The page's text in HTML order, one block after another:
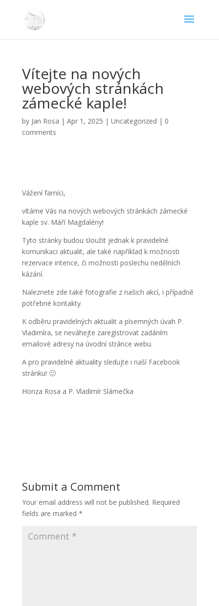
Vítejte na nových
webových stránkách
zámecké kaple!
by Jan Rosa | Apr 1, 2025 | Uncategorized | 0
comments
Vážení farníci,
vítáme Vás na nových webových stránkách zámecké
kaple sv. Máří Magdalény!
Tyto stránky budou sloužit jednak k pravidelné
komunikaci aktualit, ale také například k možnosti
rezervace intence, či možnosti poslechu nedělních
kázání.
Naleznete zde také fotografie z našich akcí, i případně
potřebné kontakty.
K odběru pravidelných aktualit a písemných úvah P.
Vladimíra, se neváhejte zaregistrovat zadáním
emailové adresy na úvodní stránce webu.
A pro pravidelné aktuality sledujte i naší Facebook
stránku! 🙂
Honza Rosa a P. Vladimír Slámečka
Submit a Comment
Your email address will not be published. Required
fields are marked *